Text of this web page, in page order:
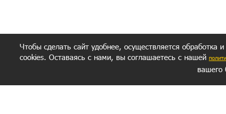
Чтобы сделать сайт удобнее, осуществляется обработка
cookies. Оставаясь с нами, вы соглашаетесь с нашей
вашего